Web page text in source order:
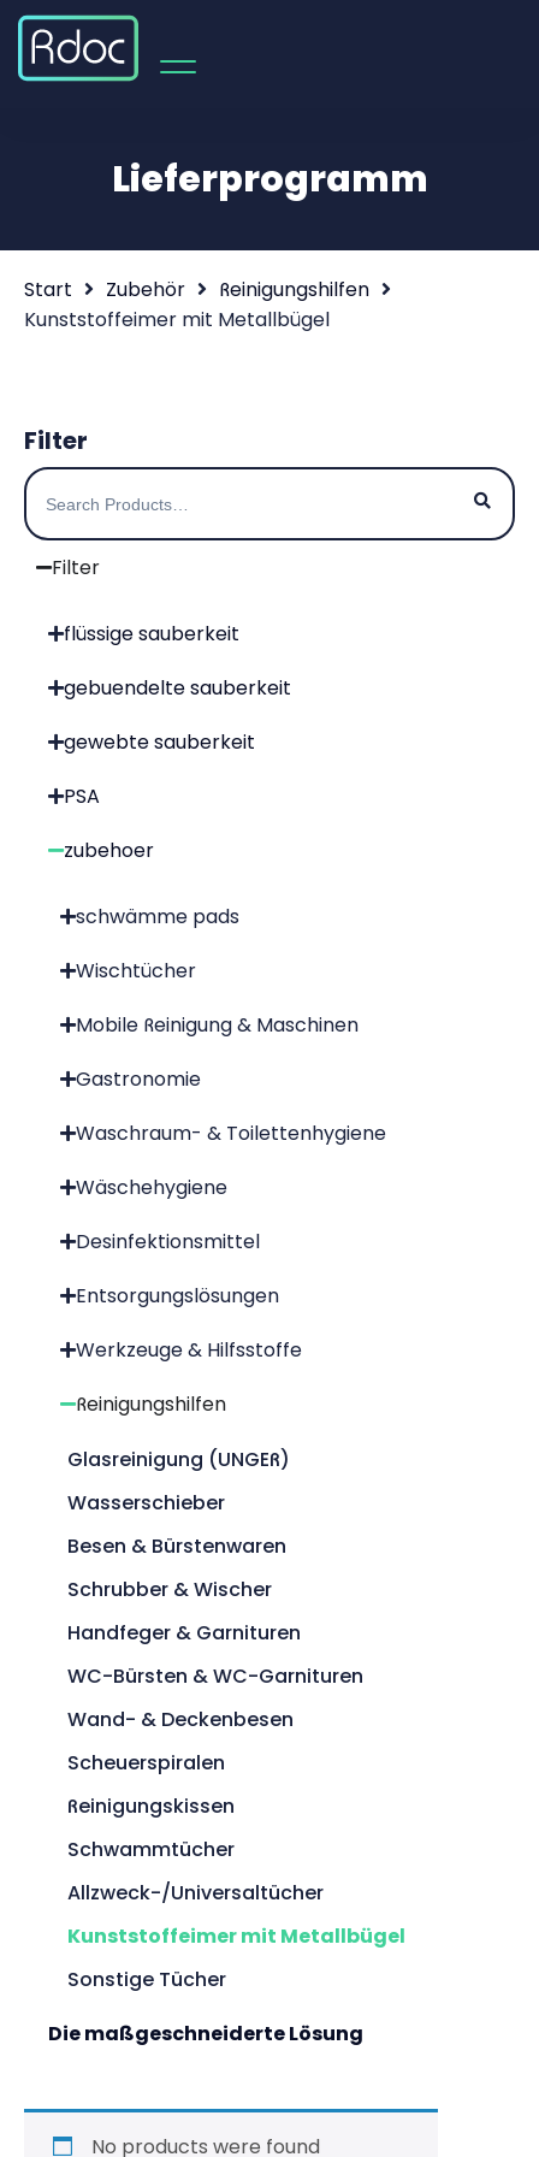
Lieferprogramm
Start Zubehör
Reinigungshilfen
Kunststoffeimer mit Metallbügel
Filter
Filter
flüssige sauberkeit
gebuendelte sauberkeit
gewebte sauberkeit
PSA
zubehoer
schwämme pads
Wischtücher
Mobile Reinigung & Maschinen
Gastronomie
Waschraum- & Toilettenhygiene
Wäschehygiene
Desinfektionsmittel
Entsorgungslösungen
Werkzeuge & Hilfsstoffe
Reinigungshilfen
Glasreinigung (UNGER)
Wasserschieber
Besen & Bürstenwaren
Schrubber & Wischer
Handfeger & Garnituren
WC-Bürsten & WC-Garnituren
Wand- & Deckenbesen
Scheuerspiralen
Reinigungskissen
Schwammtücher
Allzweck-/Universaltücher
Kunststoffeimer mit Metallbügel
Sonstige Tücher
Die maßgeschneiderte Lösung
No products were found